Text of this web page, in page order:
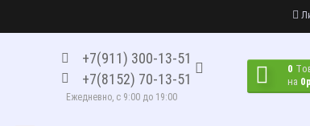
+7(911) 300-13-51
+7(8152) 70-13-51
Ежедневно, с 9:00 до 19:00
0
на